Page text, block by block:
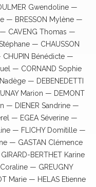
Gwendoline —
— BRESSON Mylène —
CAVENG Thomas —
— CHAUSSON
CHUPIN Bénédicte —
— CORNAND Sophie
— DEBENEDETTI
Marion — DEMONT
— DIENER Sandrine —
— EGEA Séverine —
— FLICHY Domitille —
— GASTAN Clémence
BERTHET Karine
— GREUGNY
Marie — HELAS Etienne